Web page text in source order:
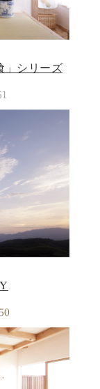
」シリーズ